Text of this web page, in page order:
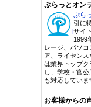
ぷらっとオン
ぷら
引に
サイ
1999
レージ、パソ
ア、ライセン
は業界トップ
し、学校・官
も対応していま
お客様からの